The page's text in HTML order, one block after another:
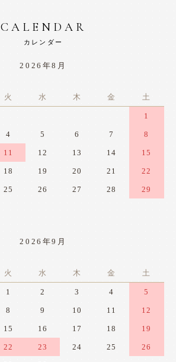
CALENDAR
カレンダー
2026年8月
火 水 木 金 土
1
4 5 6 7 8
11 12 13 14 15
18 19 20 21 22
25 26 27 28 29
2026年9月
火 水 木 金 土
1 2 3 4 5
8 9 10 11 12
15 16 17 18 19
22 23 24 25 26